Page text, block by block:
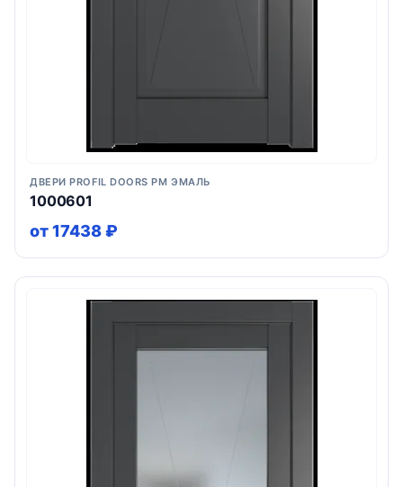
ДВЕРИ PROFIL DOORS PM ЭМАЛЬ
1000601
от 17438 ₽